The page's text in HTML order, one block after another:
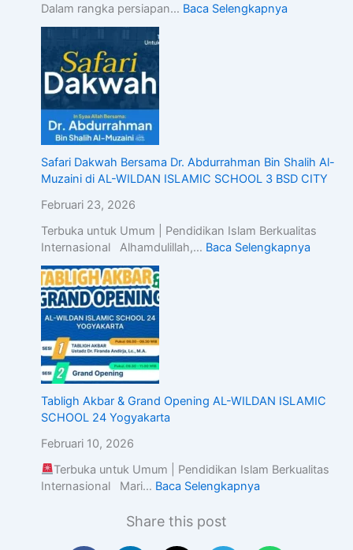
Dalam rangka persiapan… Baca Selengkapnya
Safari Dakwah Bersama Dr. Abdurrahman Bin Shalih Al-
Muzaini di AL-WILDAN ISLAMIC SCHOOL 3 BSD CITY
Februari 23, 2026
Terbuka untuk Umum | Pendidikan Islam Berkualitas
Internasional Alhamdulillah,… Baca Selengkapnya
Tabligh Akbar & Grand Opening AL-WILDAN ISLAMIC
SCHOOL 24 Yogyakarta
Februari 10, 2026
Terbuka untuk Umum | Pendidikan Islam Berkualitas
Internasional Mari… Baca Selengkapnya
Share this post